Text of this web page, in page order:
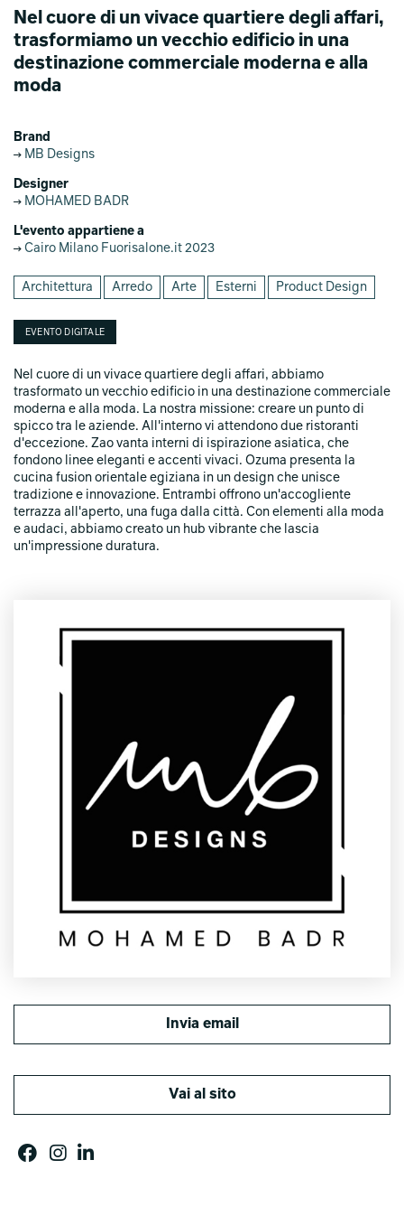
Nel cuore di un vivace quartiere degli affari,
trasformiamo un vecchio edificio in una
destinazione commerciale moderna e alla
moda
Brand
MB Designs
Designer
MOHAMED BADR
L'evento appartiene a
Cairo Milano Fuorisalone.it 2023
Architettura Arredo Arte Esterni Product Design
EVENTO DIGITALE
Nel cuore di un vivace quartiere degli affari, abbiamo
trasformato un vecchio edificio in una destinazione commerciale
moderna e alla moda. La nostra missione: creare un punto di
spicco tra le aziende. All'interno vi attendono due ristoranti
d'eccezione. Zao vanta interni di ispirazione asiatica, che
fondono linee eleganti e accenti vivaci. Ozuma presenta la
cucina fusion orientale egiziana in un design che unisce
tradizione e innovazione. Entrambi offrono un'accogliente
terrazza all'aperto, una fuga dalla città. Con elementi alla moda
e audaci, abbiamo creato un hub vibrante che lascia
un'impressione duratura.
Invia email
Vai al sito